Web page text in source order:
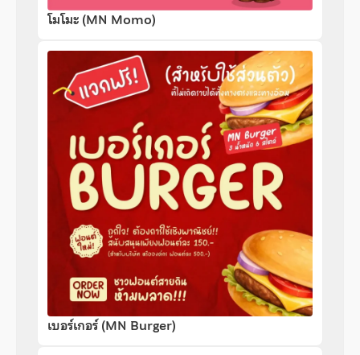
โมโมะ (MN Momo)
เบอร์เกอร์ (MN Burger)